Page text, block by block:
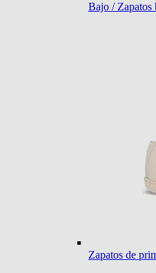
Bajo / Zapatos
Zapatos de